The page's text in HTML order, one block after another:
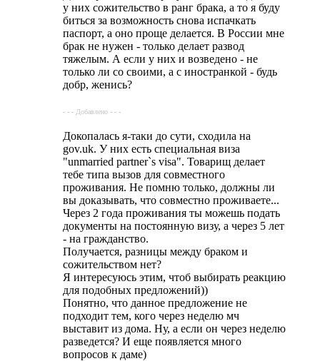
у них сожительство в ранг брака, а то я буду
биться за возможность снова испачкать
паспорт, а оно проще делается. В России мне
брак не нужен - только делает развод
тяжелым. А если у них и возведено - не
только ли со своими, а с иностранкой - будь
добр, женись?
- - - Добавлено - - -
Докопалась я-таки до сути, сходила на
gov.uk. У них есть специальная виза
"unmarried partner`s visa". Товарищ делает
тебе типа вызов для совместного
проживания. Не помню только, должны ли
вы доказывать, что совместно проживаете...
Через 2 года проживания ты можешь подать
документы на постоянную визу, а через 5 лет
- на гражданство.
Получается, разницы между браком и
сожительством нет?
Я интересуюсь этим, чтоб выбирать реакцию
для подобных предложений))
Понятно, что данное предложение не
подходит тем, кого через неделю мч
выставит из дома. Ну, а если он через неделю
разведется? И еще появляется много
вопросов к даме)